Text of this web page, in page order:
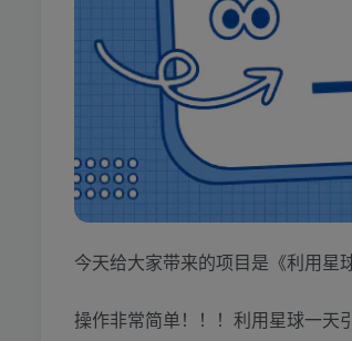
今天给大家带来的项目是《利用星
操作非常简单！！！利用星球一天